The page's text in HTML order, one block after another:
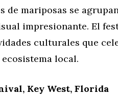
de mariposas se
impresionante. El
culturales que
local.
Key West, Florida